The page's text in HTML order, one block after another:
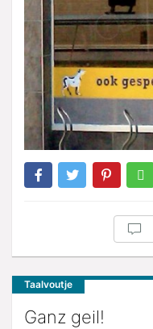
Taalvoutje
Ganz geil!